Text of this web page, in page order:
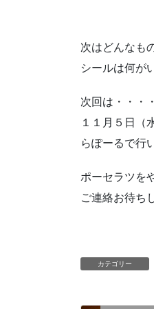
次はどんなも
シールは何が
次回は・・・・
１１月５日（
らぽーるで行
ポーセラツを
ご連絡お待ち
カテゴリー